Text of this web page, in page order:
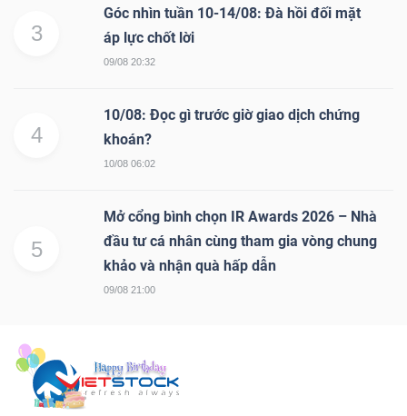
3
Góc nhìn tuần 10-14/08: Đà hồi đối mặt
áp lực chốt lời
09/08 20:32
4
10/08: Đọc gì trước giờ giao dịch chứng
khoán?
10/08 06:02
5
Mở cổng bình chọn IR Awards 2026 – Nhà
đầu tư cá nhân cùng tham gia vòng chung
khảo và nhận quà hấp dẫn
09/08 21:00